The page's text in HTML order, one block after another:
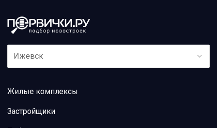
Ижевск
Жилые комплексы
Застройщики